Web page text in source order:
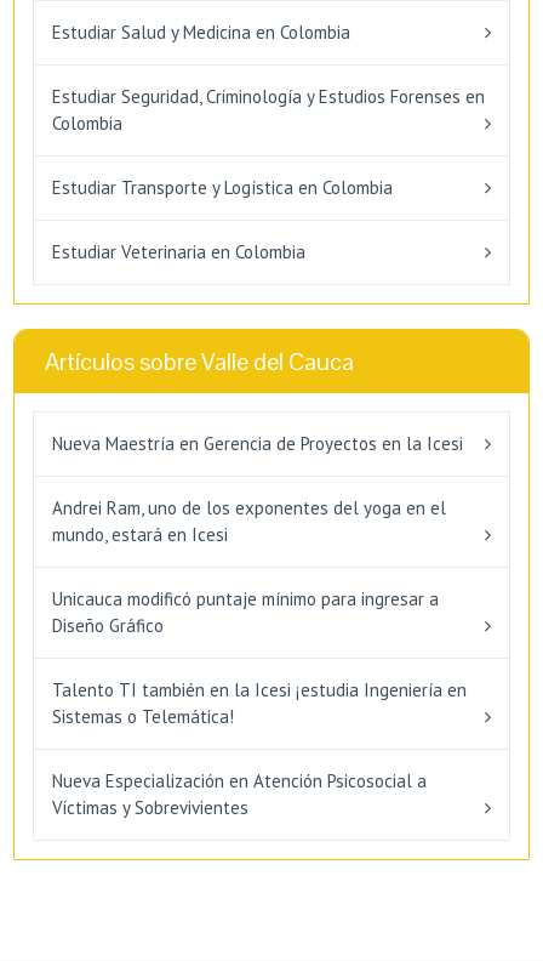
Estudiar Salud y Medicina en Colombia
Estudiar Seguridad, Criminología y Estudios Forenses en
Colombia
Estudiar Transporte y Logística en Colombia
Estudiar Veterinaria en Colombia
Artículos sobre Valle del Cauca
Nueva Maestría en Gerencia de Proyectos en la Icesi
Andrei Ram, uno de los exponentes del yoga en el
mundo, estará en Icesi
Unicauca modificó puntaje mínimo para ingresar a
Diseño Gráfico
Talento TI también en la Icesi ¡estudia Ingeniería en
Sistemas o Telemática!
Nueva Especialización en Atención Psicosocial a
Víctimas y Sobrevivientes